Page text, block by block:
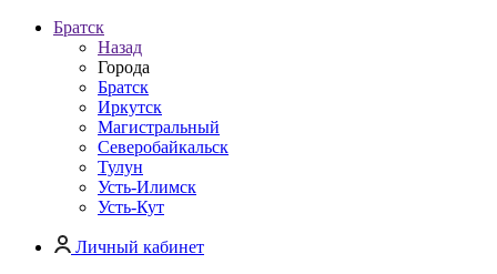
Братск
Назад
Города
Братск
Иркутск
Магистральный
Северобайкальск
Тулун
Усть-Илимск
Усть-Кут
Личный кабинет